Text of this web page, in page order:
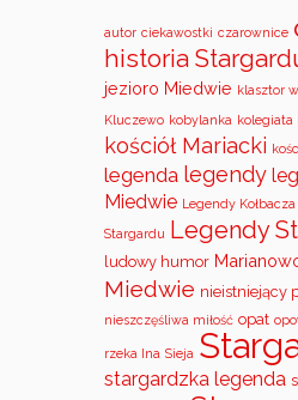
autor ciekawostki czarownice
historia
jezioro Miedwie klasztor
Kluczewo kobylanka kolegiata
kościół Mariacki
legenda legendy
Miedwie Legendy Kołbacza
Stargardu Legendy
ludowy humor
Miedwie nieistniejący
nieszczęśliwa miłość opat
rzeka Ina Sieja
stargardzka legenda